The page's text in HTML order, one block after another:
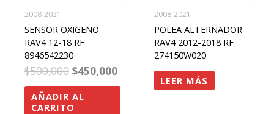
2008-2021
SENSOR OXIGENO
RAV4 12-18 RF
8946542230
$500,000 $450,000
AÑADIR AL
CARRITO
2008-2021
POLEA ALTERNADOR
RAV4 2012-2018 RF
274150W020
LEER MÁS